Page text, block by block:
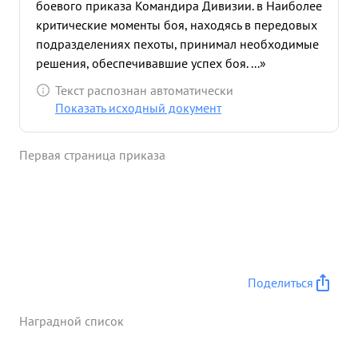
боевого приказа Командира Дивизии. в Наиболее
критические моменты боя, находясь в передовых
подразделениях пехоты, принимал необходимые
решения, обеспечивавшие успех боя. ...»
Текст распознан автоматически
Показать исходный документ
Первая страница приказа
Поделиться
Наградной список